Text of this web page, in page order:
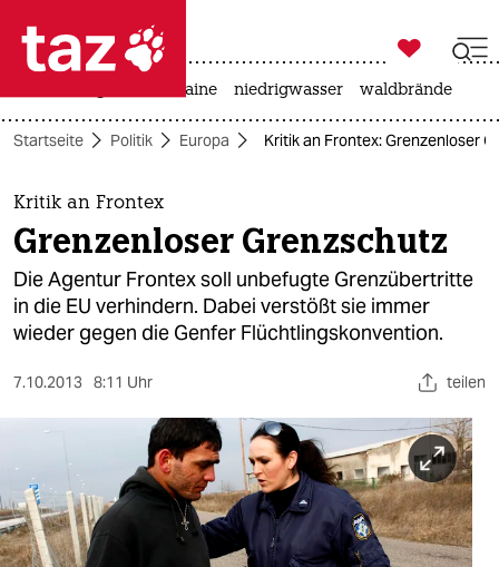
 taz zahl ich
taz zahl ich
themen
politik
öko
gesellschaft
berlin
nord

taz zahl ich
krieg in der ukraine niedrigwasser waldbrände
Startseite Politik Europa Kritik an Frontex: Grenzenloser
Kritik an Frontex
Grenzenloser Grenzschutz
Die Agentur Frontex soll unbefugte Grenzübertritte
in die EU verhindern. Dabei verstößt sie immer
wieder gegen die Genfer Flüchtlingskonvention.
7.10.2013 8:11 Uhr teilen